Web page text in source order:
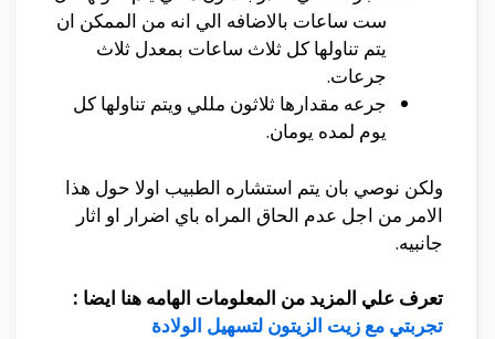
ست ساعات بالاضافه الي انه من الممكن ان
يتم تناولها كل ثلاث ساعات بمعدل ثلاث
جرعات.
جرعه مقدارها ثلاثون مللي ويتم تناولها كل
يوم لمده يومان.
ولكن نوصي بان يتم استشاره الطبيب اولا حول هذا
الامر من اجل عدم الحاق المراه باي اضرار او اثار
جانبيه.
تعرف علي المزيد من المعلومات الهامه هنا ايضا :
تجربتي مع زيت الزيتون لتسهيل الولادة